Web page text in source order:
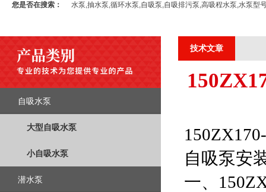
您是否在搜索： 水泵,抽水泵,循环水泵,自吸泵,自吸排污泵,高吸程水泵,水泵型
自吸水泵
大型自吸水泵
小自吸水泵
潜水泵
技术文章
自吸泵安
一、